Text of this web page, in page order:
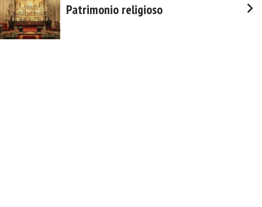
Patrimonio religioso